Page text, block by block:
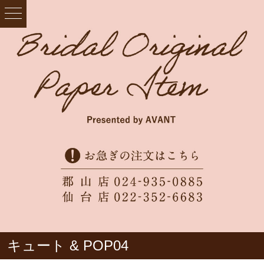
キュート & POP04